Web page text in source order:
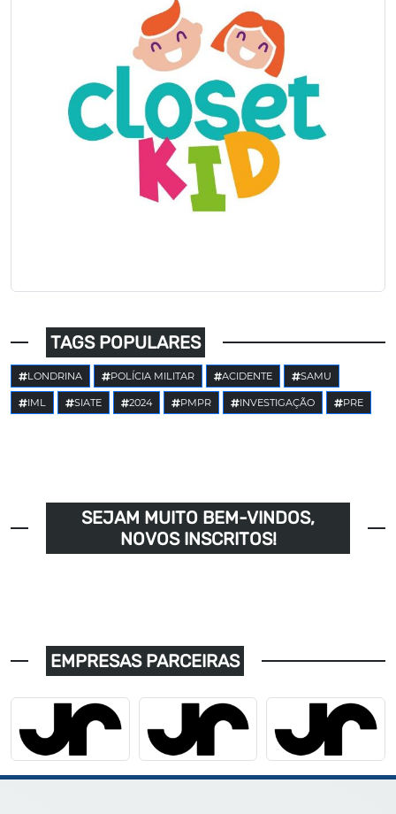
TAGS POPULARES
LONDRINA POLÍCIA MILITAR ACIDENTE SAMU
IML SIATE 2024 PMPR INVESTIGAÇÃO PRE
SEJAM MUITO BEM-VINDOS,
NOVOS INSCRITOS!
EMPRESAS PARCEIRAS